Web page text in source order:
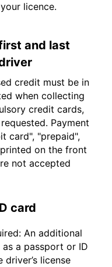
licence.
and last
credit must be in
when collecting
credit cards,
Payment
card", "prepaid",
on the front
not accepted
card
An additional
a passport or ID
license